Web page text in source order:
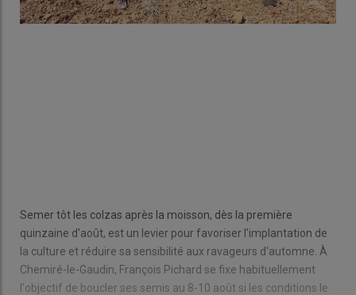
Semer tôt les colzas après la moisson, dès la première
quinzaine d'août, est un levier pour favoriser l'implantation de
la culture et réduire sa sensibilité aux ravageurs d'automne. À
Chemiré-le-Gaudin, François Pichard se fixe habituellement
l'objectif de boucler ses semis au 8-10 août si les conditions le